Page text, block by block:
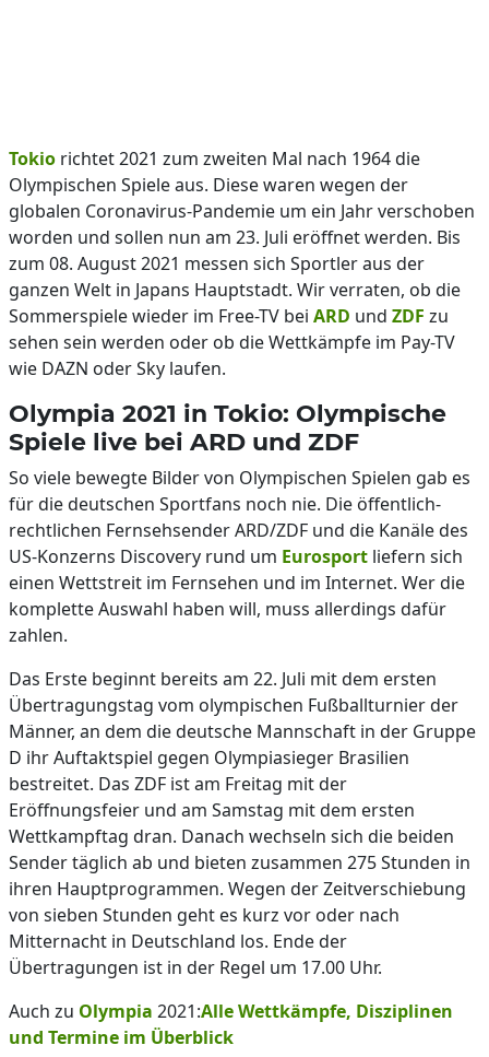
Tokio richtet 2021 zum zweiten Mal nach 1964 die
Olympischen Spiele aus. Diese waren wegen der
globalen Coronavirus-Pandemie um ein Jahr verschoben
worden und sollen nun am 23. Juli eröffnet werden. Bis
zum 08. August 2021 messen sich Sportler aus der
ganzen Welt in Japans Hauptstadt. Wir verraten, ob die
Sommerspiele wieder im Free-TV bei ARD und ZDF zu
sehen sein werden oder ob die Wettkämpfe im Pay-TV
wie DAZN oder Sky laufen.
Olympia 2021 in Tokio: Olympische
Spiele live bei ARD und ZDF
So viele bewegte Bilder von Olympischen Spielen gab es
für die deutschen Sportfans noch nie. Die öffentlich-
rechtlichen Fernsehsender ARD/ZDF und die Kanäle des
US-Konzerns Discovery rund um Eurosport liefern sich
einen Wettstreit im Fernsehen und im Internet. Wer die
komplette Auswahl haben will, muss allerdings dafür
zahlen.
Das Erste beginnt bereits am 22. Juli mit dem ersten
Übertragungstag vom olympischen Fußballturnier der
Männer, an dem die deutsche Mannschaft in der Gruppe
D ihr Auftaktspiel gegen Olympiasieger Brasilien
bestreitet. Das ZDF ist am Freitag mit der
Eröffnungsfeier und am Samstag mit dem ersten
Wettkampftag dran. Danach wechseln sich die beiden
Sender täglich ab und bieten zusammen 275 Stunden in
ihren Hauptprogrammen. Wegen der Zeitverschiebung
von sieben Stunden geht es kurz vor oder nach
Mitternacht in Deutschland los. Ende der
Übertragungen ist in der Regel um 17.00 Uhr.
Auch zu Olympia 2021:Alle Wettkämpfe, Disziplinen
und Termine im Überblick